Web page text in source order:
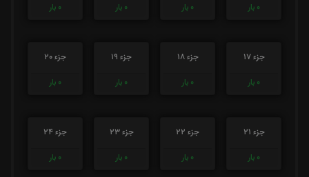
0 بار
0 بار
0 بار
0 بار
جزء 17
0 بار
جزء 18
0 بار
جزء 19
0 بار
جزء 20
0 بار
جزء 21
0 بار
جزء 22
0 بار
جزء 23
0 بار
جزء 24
0 بار